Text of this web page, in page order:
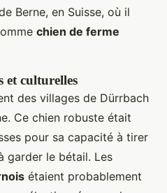
Berne, en Suisse, où il
chien de ferme
et culturelles
des villages de Dürrbach
Ce chien robuste était
pour sa capacité à tirer
garder le bétail. Les
étaient probablement